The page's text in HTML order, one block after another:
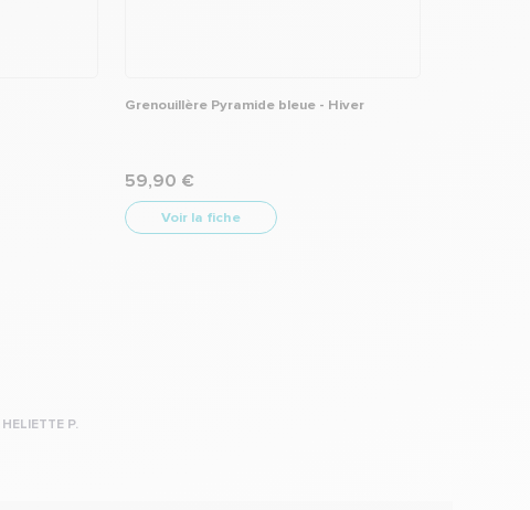
Grenouillère Pyramide bleue - Hiver
59,90 €
Voir la fiche
HELIETTE P.